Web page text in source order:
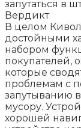
запутаться в
Вердикт
В целом
достойными
набором
покупателей,
которые
проблемам с
запутыванию
мусору.
хорошей